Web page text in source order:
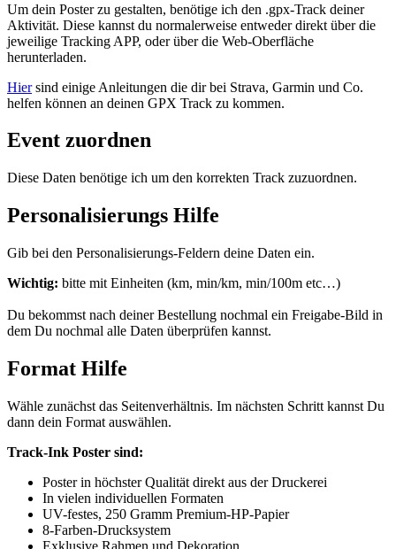
Um dein Poster zu gestalten, benötige ich den .gpx-Track deiner
Aktivität. Diese kannst du normalerweise entweder direkt über die
jeweilige Tracking APP, oder über die Web-Oberfläche
herunterladen.
Hiersind einige Anleitungen die dir bei Strava, Garmin und Co.
helfen können an deinen GPX Track zu kommen.
Event zuordnen
Diese Daten benötige ich um den korrekten Track zuzuordnen.
Personalisierungs Hilfe
Gib bei den Personalisierungs-Feldern deine Daten ein.
Wichtig: bitte mit Einheiten (km, min/km, min/100m etc…)
Du bekommst nach deiner Bestellung nochmal ein Freigabe-Bild in
dem Du nochmal alle Daten überprüfen kannst.
Format Hilfe
Wähle zunächst das Seitenverhältnis. Im nächsten Schritt kannst Du
dann dein Format auswählen.
Track-Ink Poster sind:
Poster in höchster Qualität direkt aus der Druckerei
In vielen individuellen Formaten
UV-festes, 250 Gramm Premium-HP-Papier
8-Farben-Drucksystem
Exklusive Rahmen und Dekoration